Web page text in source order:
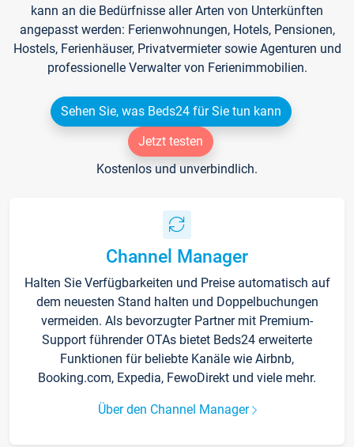
kann an die Bedürfnisse aller Arten von Unterkünften
angepasst werden: Ferienwohnungen, Hotels, Pensionen,
Hostels, Ferienhäuser, Privatvermieter sowie Agenturen und
professionelle Verwalter von Ferienimmobilien.
Sehen Sie, was Beds24 für Sie tun kann
Jetzt testen
Kostenlos und unverbindlich.
Channel Manager
Halten Sie Verfügbarkeiten und Preise automatisch auf
dem neuesten Stand halten und Doppelbuchungen
vermeiden. Als bevorzugter Partner mit Premium-
Support führender OTAs bietet Beds24 erweiterte
Funktionen für beliebte Kanäle wie Airbnb,
Booking.com, Expedia, FewoDirekt und viele mehr.
Über den Channel Manager